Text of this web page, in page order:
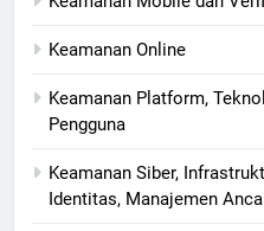
Keamanan Online
Keamanan Platform,
Pengguna
Keamanan Siber,
Identitas, Manajemen